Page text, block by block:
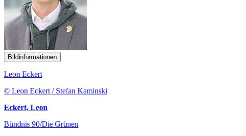
Bildinformationen
Leon Eckert
© Leon Eckert / Stefan Kaminski
Eckert, Leon
Bündnis 90/Die Grünen